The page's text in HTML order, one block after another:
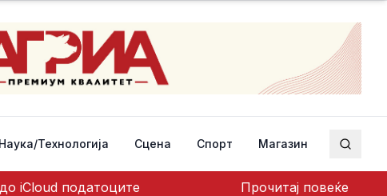
Наука/Технологија Сцена Спорт Магазин
iCloud податоците Прочитај повеќе